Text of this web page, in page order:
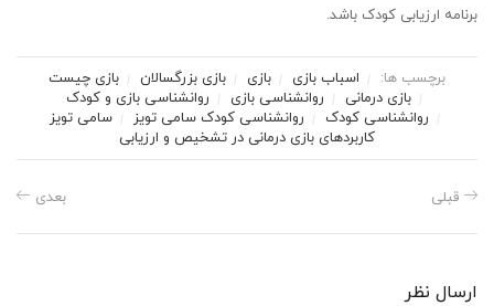
برنامه ارزیابی کودک باشد.
برچسب ها: اسباب بازی بازی بازی بزرگسالان
بازی چیست
بازی درمانی
روانشناسی بازی
روانشناسی بازی و کودک
روانشناسی کودک
روانشناسی کودک سامی تویز
سامی تویز
کاربردهای بازی درمانی در تشخیص و ارزیابی
قبلی بعدی
ارسال نظر